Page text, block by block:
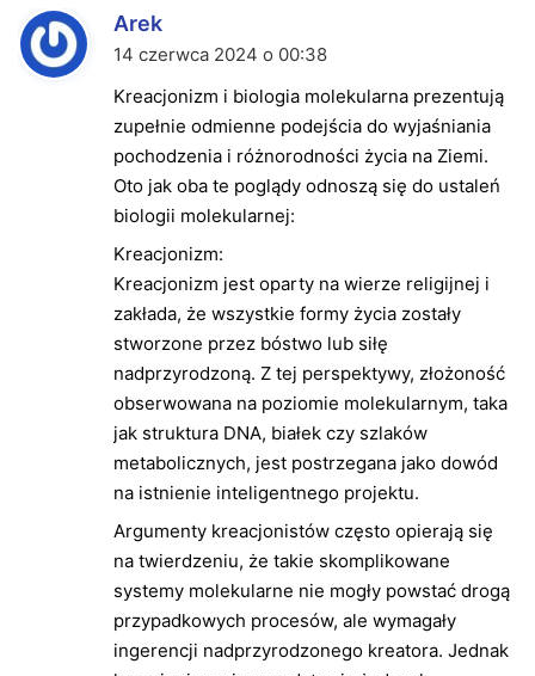
Arek
a
p
i
(
a
)
:
14 czerwca 2024 o 00:38
Kreacjonizm i biologia molekularna prezentują
zupełnie odmienne podejścia do wyjaśniania
pochodzenia i różnorodności życia na Ziemi.
Oto jak oba te poglądy odnoszą się do ustaleń
biologii molekularnej:
Kreacjonizm:
Kreacjonizm jest oparty na wierze religijnej i
zakłada, że wszystkie formy życia zostały
stworzone przez bóstwo lub siłę
nadprzyrodzoną. Z tej perspektywy, złożoność
obserwowana na poziomie molekularnym, taka
jak struktura DNA, białek czy szlaków
metabolicznych, jest postrzegana jako dowód
na istnienie inteligentnego projektu.
Argumenty kreacjonistów często opierają się
na twierdzeniu, że takie skomplikowane
systemy molekularne nie mogły powstać drogą
przypadkowych procesów, ale wymagały
ingerencji nadprzyrodzonego kreatora. Jednak